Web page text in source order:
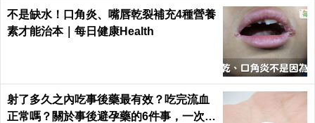
alth
不是缺水！口角炎、嘴唇乾裂補充4種營養
素才能治本｜每日健康Health
射了多久之內吃事後藥最有效？吃完流血
正常嗎？關於事後避孕藥的6件事，一次報